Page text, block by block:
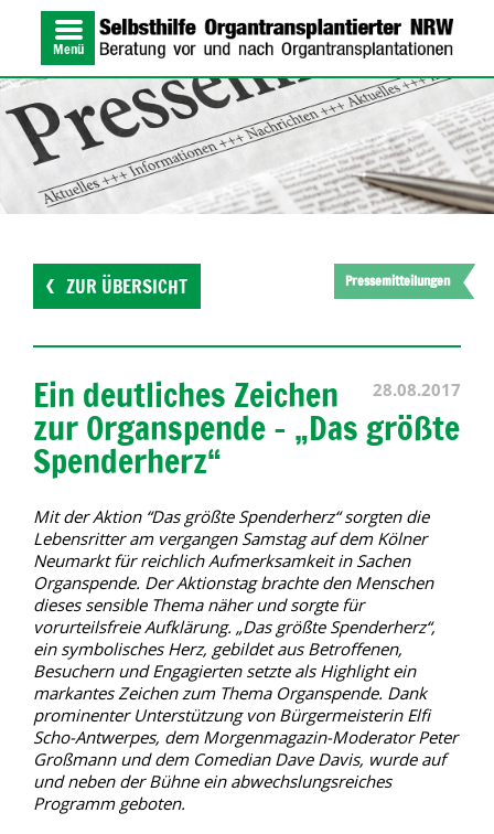
Menü
ZUR ÜBERSICHT Pressemitteilungen
28.08.2017
Ein deutliches Zeichen
zur Organspende – „Das größte
Spenderherz“
Mit der Aktion “Das größte Spenderherz“ sorgten die
Lebensritter am vergangen Samstag auf dem Kölner
Neumarkt für reichlich Aufmerksamkeit in Sachen
Organspende. Der Aktionstag brachte den Menschen
dieses sensible Thema näher und sorgte für
vorurteilsfreie Aufklärung. „Das größte Spenderherz“,
ein symbolisches Herz, gebildet aus Betroffenen,
Besuchern und Engagierten setzte als Highlight ein
markantes Zeichen zum Thema Organspende. Dank
prominenter Unterstützung von Bürgermeisterin Elfi
Scho-Antwerpes, dem Morgenmagazin-Moderator Peter
Großmann und dem Comedian Dave Davis, wurde auf
und neben der Bühne ein abwechslungsreiches
Programm geboten.